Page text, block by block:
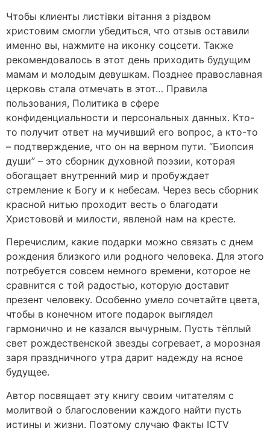
Чтобы клиенты листівки вітання з різдвом
христовим смогли убедиться, что отзыв оставили
именно вы, нажмите на иконку соцсети. Также
рекомендовалось в этот день приходить будущим
мамам и молодым девушкам. Позднее православная
церковь стала отмечать в этот… Правила
пользования, Политика в сфере
конфиденциальности и персональных данных. Кто-
то получит ответ на мучивший его вопрос, а кто-то
– подтверждение, что он на верном пути. “Биопсия
души” – это сборник духовной поэзии, которая
обогащает внутренний мир и пробуждает
стремление к Богу и к небесам. Через весь сборник
красной нитью проходит весть о благодати
Христововй и милости, явленой нам на кресте.
Перечислим, какие подарки можно связать с днем
рождения близкого или родного человека. Для этого
потребуется совсем немного времени, которое не
сравнится с той радостью, которую доставит
презент человеку. Особенно умело сочетайте цвета,
чтобы в конечном итоге подарок выглядел
гармонично и не казался вычурным. Пусть тёплый
свет рождественской звезды согревает, а морозная
заря праздничного утра дарит надежду на ясное
будущее.
Автор посвящает эту книгу своим читателям с
молитвой о благословении каждого найти пусть
истины и жизни. Поэтому случаю Факты ICTV